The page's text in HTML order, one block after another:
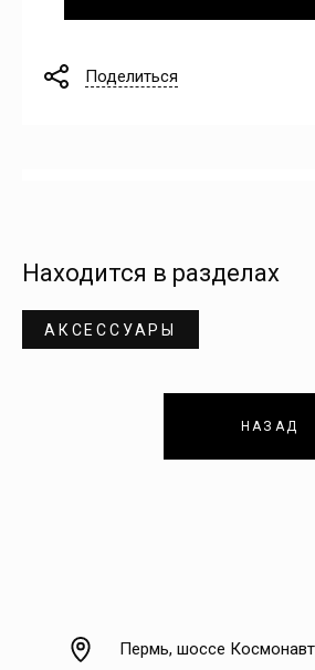
Поделиться
Находится в разделах
АКСЕССУАРЫ
НАЗАД
Пермь, шоссе